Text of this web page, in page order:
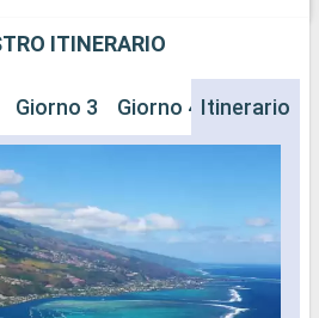
ITINERARIO
Giorno 3 Giorno 4 Giorno 5
Itinerario